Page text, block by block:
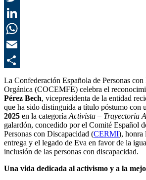
La Confederación Española de Personas
Orgánica (COCEMFE) celebra el
Pérez Bech, vicepresidenta de la entidad
que ha sido distinguida a título póstumo con
2025 en la categoría Activista – Trayectoria
galardón, concedido por el Comité Español
Personas con Discapacidad (CERMI), honra
entrega y el legado de Eva en favor de la
inclusión de las personas con discapacidad.
Una vida dedicada al activismo y a la